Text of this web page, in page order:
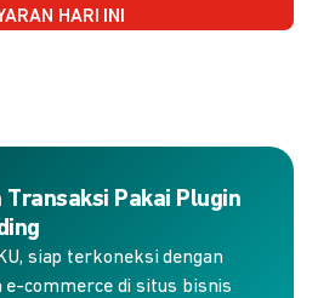
HARI INI
Pakai Plugin
siap terkoneksi dengan
commerce di situs bisnis